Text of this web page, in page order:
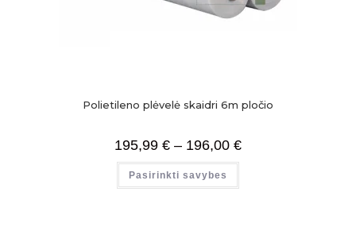
Polietileno plėvelė skaidri 6m pločio
195,99 € – 196,00 €
Pasirinkti savybes